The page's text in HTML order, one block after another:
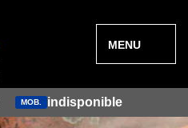
MENU
MOB. indisponible